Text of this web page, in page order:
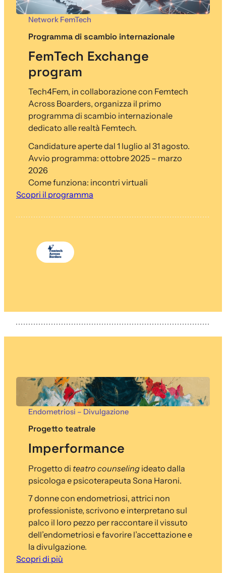
Network FemTech
Programma di scambio internazionale
FemTech Exchange
program
Tech4Fem, in collaborazione con Femtech
Across Boarders, organizza il primo
programma di scambio internazionale
dedicato alle realtà Femtech.
Candidature aperte dal 1 luglio al 31 agosto.
Avvio programma: ottobre 2025 – marzo
2026
Come funziona: incontri virtuali
Scopri il programma
Endometriosi – Divulgazione
Progetto teatrale
Imperformance
Progetto di teatro counseling ideato dalla
psicologa e psicoterapeuta Sona Haroni.
7 donne con endometriosi, attrici non
professioniste, scrivono e interpretano sul
palco il loro pezzo per raccontare il vissuto
dell’endometriosi e favorire l’accettazione e
la divulgazione.
Scopri di più